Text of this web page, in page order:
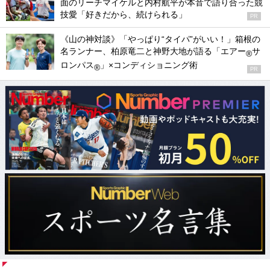
面のリーチマイケルと内村航平が本音で語り合った競
技愛「好きだから、続けられる」
PR
《山の神対談》「やっぱり“タイパ”がいい！」箱根の
名ランナー、柏原竜二と神野大地が語る「エアー®サ
ロンパス® 」×コンディショニング術 PR